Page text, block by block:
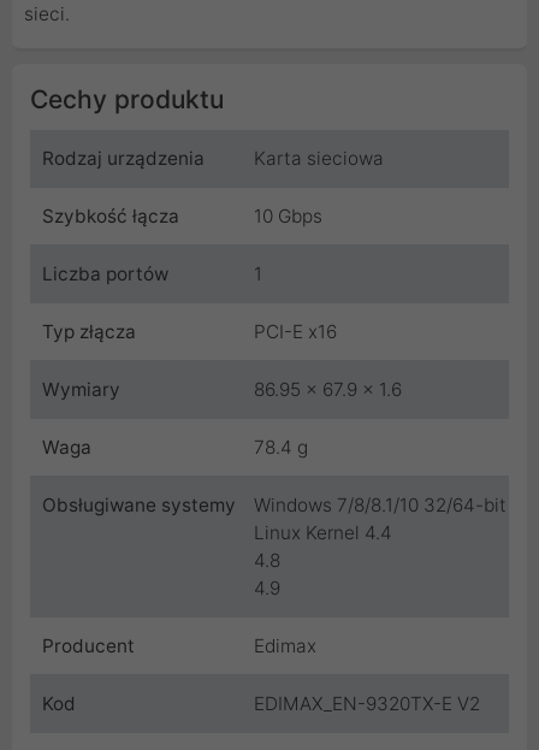
sieci.
Cechy produktu
Rodzaj urządzenia Karta sieciowa
Szybkość łącza 10 Gbps
Liczba portów 1
Typ złącza PCI-E x16
Wymiary 86.95 x 67.9 x 1.6
Waga 78.4 g
Obsługiwane systemy
Windows 7/8/8.1/10 32/64-bit
Linux Kernel 4.4
4.8
4.9
Producent Edimax
Kod EDIMAX_EN-9320TX-E V2